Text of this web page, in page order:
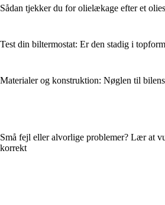
Sådan tjekker du for olielækage efter et
Test din biltermostat: Er den stadig i
Materialer og konstruktion: Nøglen til
Små fejl eller alvorlige problemer? Lær at
korrekt